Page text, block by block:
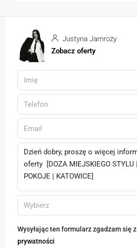
Justyna Jamroży
Zobacz oferty
Wybierz
Wysyłając ten formularz zgadzam się z
prywatności